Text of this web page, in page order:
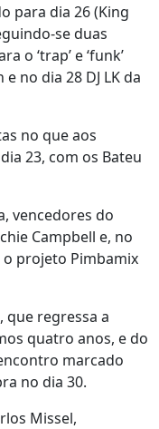
para dia 26 (King
se duas
o ‘trap’ e ‘funk’
no dia 28 DJ LK da
no que aos
23, com os Bateu
vencedores do
Campbell e, no
o projeto Pimbamix
que regressa a
quatro anos, e do
marcado
no dia 30.
Missel,